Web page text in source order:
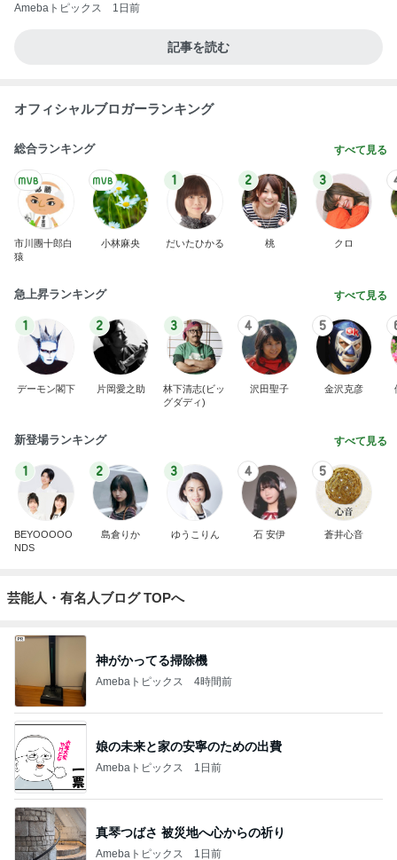
Amebaトピックス 1日前
記事を読む
オフィシャルブロガーランキング
総合ランキング すべて見る
市川團十郎白
猿
小林麻央
1
だいたひかる
2
桃
3
クロ
急上昇ランキング すべて見る
1
デーモン閣下
2
片岡愛之助
3
林下清志(ビッ
グダディ)
4
沢田聖子
5
金沢克彦
新登場ランキング すべて見る
1
BEYOOOOO
NDS
2
島倉りか
3
ゆうこりん
4
石 安伊
5
蒼井心音
芸能人・有名人ブログ TOPへ
神がかってる掃除機
Amebaトピックス 4時間前
娘の未来と家の安寧のための出費
Amebaトピックス 1日前
真琴つばさ 被災地へ心からの祈り
Amebaトピックス 1日前